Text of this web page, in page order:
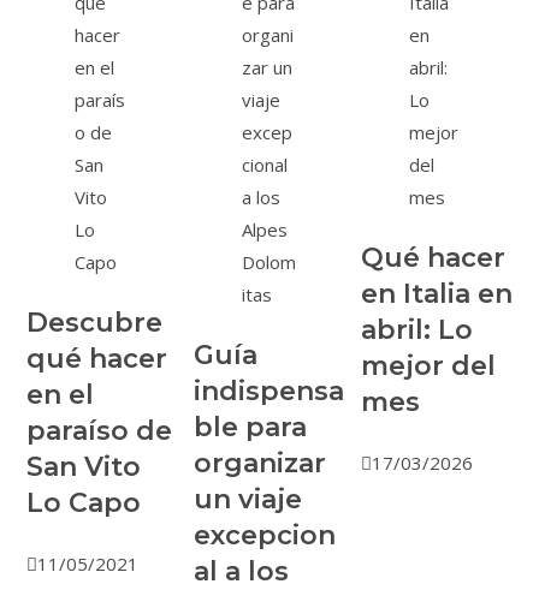
Descubre
qué hacer
en el
paraíso de
San Vito
Lo Capo
11/05/2021
Guía
indispensa
ble para
organizar
un viaje
excepcion
al a los
Qué hacer
en Italia en
abril: Lo
mejor del
mes
17/03/2026